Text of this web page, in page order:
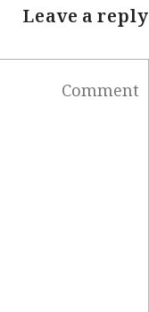
Leave a reply